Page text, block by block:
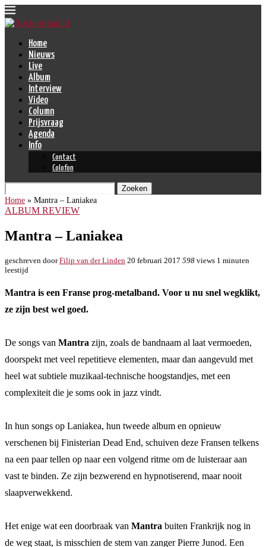
Home
Nieuws
Live
Album
Interview
Video
Column
Prijsvraag
Agenda
Info
Contact
Colofon
Zoeken
Home » Mantra – Laniakea
ALBUM REVIEW
Mantra – Laniakea
geschreven doorFilip van der Linden 20 februari 2017 598 views 1 minuten
leestijd
Mantra is een Franse prog-metalband. Voor u nu snel wegklikt,
ze zijn best wel goed.
De songs van Mantra zijn, zoals de bandnaam al laat vermoeden,
doorspekt met veel repetitieve elementen, maar dan aangevuld met
heel wat subtiele muzikaal-technische hoogstandjes, met een
complexiteit die je soms ook in jazz vindt.
In hun songs op Laniakea, hun tweede album en opnieuw
verschenen bij Finisterian Dead End, schuiven deze Fransen telkens
na een paar tellen op naar een volgend ritme om de luisteraar aan
vast te binden. Ze zijn bezwerend en hypnotiserend, maar nooit
slaapverwekkend.
Het enige wat een doorbraak van Mantra buiten Frankrijk nog in
de weg staat, is misschien de stem van zanger Pierre Junod. Een